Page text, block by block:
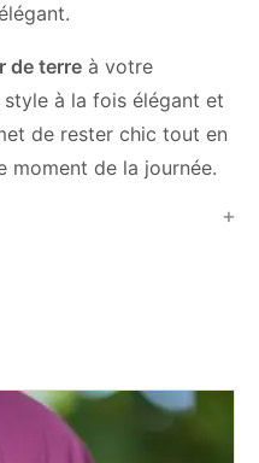
de terre à votre
à la fois élégant et
de rester chic tout en
moment de la journée.